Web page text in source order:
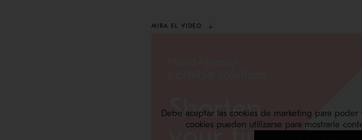
MIRA EL VIDEO
Debe aceptar las cookies de marketing para poder
cookies pueden utilizarse para mostrarle